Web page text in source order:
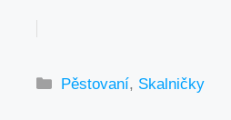
Rubriky
Pěstovaní, Skalničky